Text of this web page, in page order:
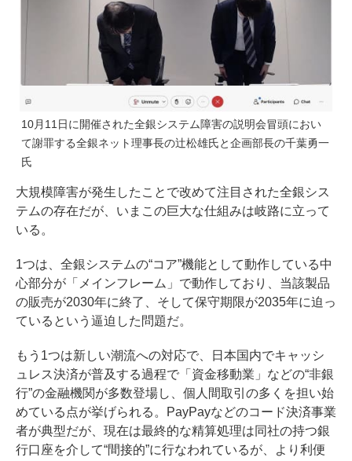
10月11日に開催された全銀システム障害の説明会冒頭におい
て謝罪する全銀ネット理事長の辻松雄氏と企画部長の千葉勇一
氏
大規模障害が発生したことで改めて注目された全銀シス
テムの存在だが、いまこの巨大な仕組みは岐路に立って
いる。
1つは、全銀システムの“コア”機能として動作している中
心部分が「メインフレーム」で動作しており、当該製品
の販売が2030年に終了、そして保守期限が2035年に迫っ
ているという逼迫した問題だ。
もう1つは新しい潮流への対応で、日本国内でキャッシ
ュレス決済が普及する過程で「資金移動業」などの“非銀
行”の金融機関が多数登場し、個人間取引の多くを担い始
めている点が挙げられる。PayPayなどのコード決済事業
者が典型だが、現在は最終的な精算処理は同社の持つ銀
行口座を介して“間接的”に行なわれているが、より利便